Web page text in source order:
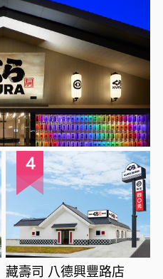
4
藏壽司 八德興豐路店